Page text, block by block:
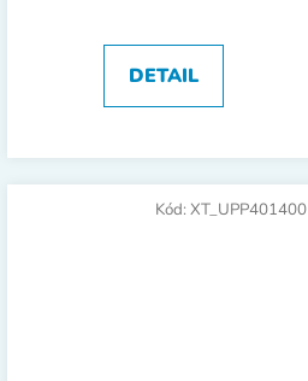
DETAIL
Kód: XT_UPP401400